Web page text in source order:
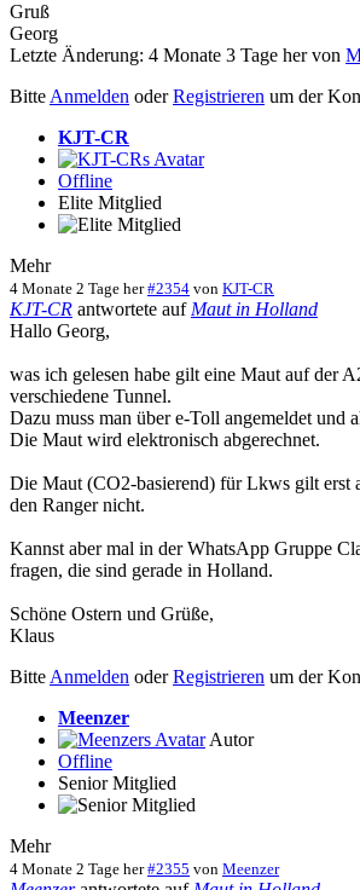
Gruß
Georg
Letzte Änderung: 4 Monate 3 Tage her von
Bitte Anmelden oderRegistrieren um der
KJT-CR
Offline
Elite Mitglied
Mehr
4 Monate 2 Tage her #2354 von KJT-CR
KJT-CR antwortete auf Maut in Holland
Hallo Georg,
was ich gelesen habe gilt eine Maut auf der
verschiedene Tunnel.
Dazu muss man über e-Toll angemeldet und
Die Maut wird elektronisch abgerechnet.
Die Maut (CO2-basierend) für Lkws gilt erst
den Ranger nicht.
Kannst aber mal in der WhatsApp Gruppe
fragen, die sind gerade in Holland.
Schöne Ostern und Grüße,
Klaus
Bitte Anmelden oderRegistrieren um der
Meenzer
Autor
Offline
Senior Mitglied
Mehr
4 Monate 2 Tage her #2355 von Meenzer